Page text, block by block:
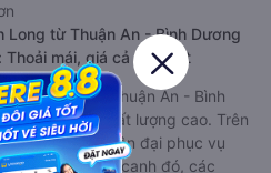
từ Thuận An - Bình Dương
mái, giá cả tốt nhất
Vĩnh Long từ Thuận An - Bình
nằm chất lượng cao. Trên
thiết bị hiện đại phục vụ
khách. Bên cạnh đó, các